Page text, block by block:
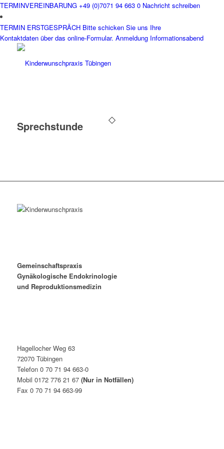
TERMINVEREINBARUNG +49 (0)7071 94 663 0 Nachricht schreiben
TERMIN ERSTGESPRÄCH Bitte schicken Sie uns Ihre
Kontaktdaten über das online-Formular. Anmeldung Informationsabend
Sprechstunde
Gemeinschaftspraxis
Gynäkologische Endokrinologie
und Reproduktionsmedizin
Hagellocher Weg 63
72070 Tübingen
Telefon 0 70 71 94 663-0
Mobil 0172 776 21 67 (Nur in Notfällen)
Fax 0 70 71 94 663-99